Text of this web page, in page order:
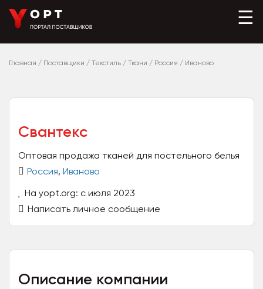
☰
Главная / Поставщики / Текстиль / Ткани / Россия / Иваново
Свантекс
Оптовая продажа тканей для постельного белья
Россия, Иваново
На yopt.org: с июля 2023
Написать личное сообщение
Описание компании